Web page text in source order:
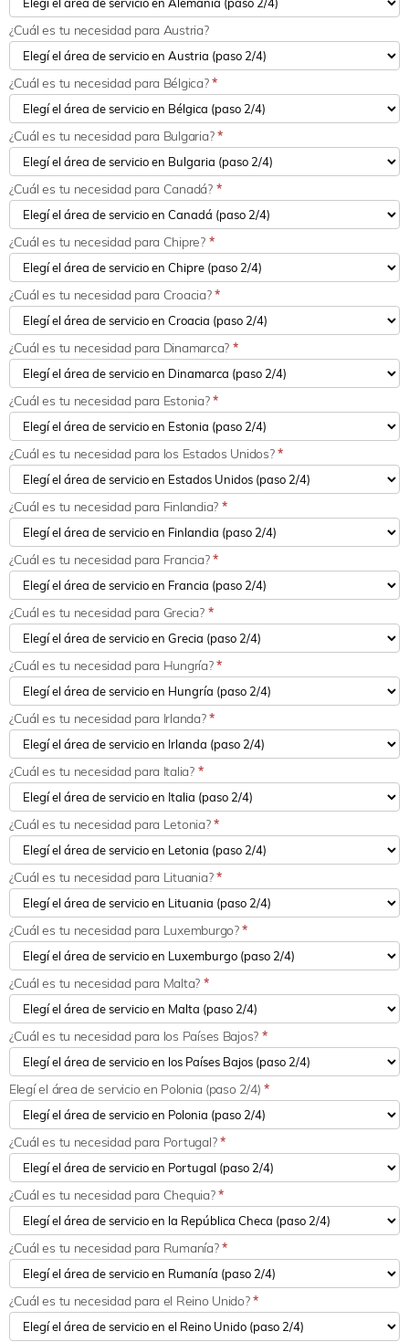
¿Cuál es tu necesidad para Austria?
¿Cuál es tu necesidad para Bélgica?*
¿Cuál es tu necesidad para Bulgaria?*
¿Cuál es tu necesidad para Canadá? *
¿Cuál es tu necesidad para Chipre? *
¿Cuál es tu necesidad para Croacia?*
¿Cuál es tu necesidad para Dinamarca? *
¿Cuál es tu necesidad para Estonia?*
¿Cuál es tu necesidad para los Estados Unidos?*
¿Cuál es tu necesidad para Finlandia? *
¿Cuál es tu necesidad para Francia?*
¿Cuál es tu necesidad para Grecia? *
¿Cuál es tu necesidad para Hungría?*
¿Cuál es tu necesidad para Irlanda?*
¿Cuál es tu necesidad para Italia? *
¿Cuál es tu necesidad para Letonia?*
¿Cuál es tu necesidad para Lituania?*
¿Cuál es tu necesidad para Luxemburgo?*
¿Cuál es tu necesidad para Malta? *
¿Cuál es tu necesidad para los Países Bajos? *
Elegí el área de servicio en Polonia (paso 2/4)*
¿Cuál es tu necesidad para Portugal?*
¿Cuál es tu necesidad para Chequia?*
¿Cuál es tu necesidad para Rumanía?*
¿Cuál es tu necesidad para el Reino Unido?*